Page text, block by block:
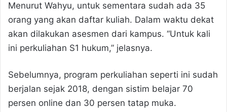
Menurut Wahyu, untuk sementara sudah ada 35
orang yang akan daftar kuliah. Dalam waktu dekat
akan dilakukan asesmen dari kampus. “Untuk kali
ini perkuliahan S1 hukum,” jelasnya.
Sebelumnya, program perkuliahan seperti ini sudah
berjalan sejak 2018, dengan sistim belajar 70
persen online dan 30 persen tatap muka.